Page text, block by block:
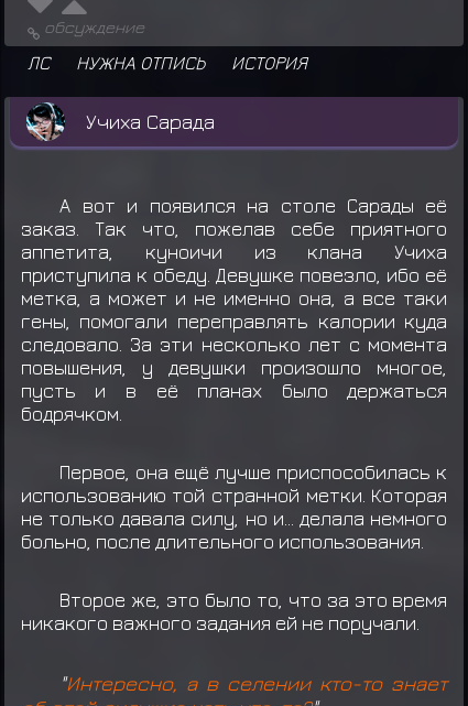
обсуждение
ЛС НУЖНА ОТПИСЬ ИСТОРИЯ
Учиха Сарада
А вот и появился на столе Сарады её
заказ. Так что, пожелав себе приятного
аппетита, куноичи из клана Учиха
приступила к обеду. Девушке повезло, ибо её
метка, а может и не именно она, а все таки
гены, помогали переправлять калории куда
следовало. За эти несколько лет с момента
повышения, у девушки произошло многое,
пусть и в её планах было держаться
бодрячком.
Первое, она ещё лучше приспособилась к
использованию той странной метки. Которая
не только давала силу, но и... делала немного
больно, после длительного использования.
Второе же, это было то, что за это время
никакого важного задания ей не поручали.
"Интересно, а в селении кто-то знает